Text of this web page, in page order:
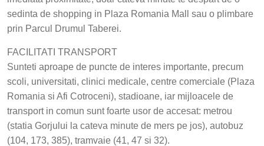
sedinta de shopping in Plaza Romania Mall sau o plimbare
prin Parcul Drumul Taberei.
FACILITATI TRANSPORT
Sunteti aproape de puncte de interes importante, precum
scoli, universitati, clinici medicale, centre comerciale (Plaza
Romania si Afi Cotroceni), stadioane, iar mijloacele de
transport in comun sunt foarte usor de accesat: metrou
(statia Gorjului la cateva minute de mers pe jos), autobuz
(104, 173, 385), tramvaie (41, 47 si 32).